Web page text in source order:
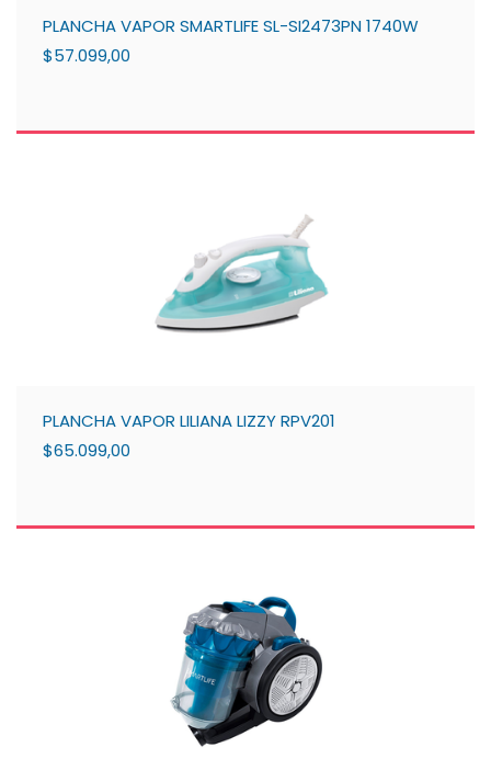
PLANCHA VAPOR SMARTLIFE SL-SI2473PN 1740W
$57.099,00
PLANCHA VAPOR LILIANA LIZZY RPV201
$65.099,00